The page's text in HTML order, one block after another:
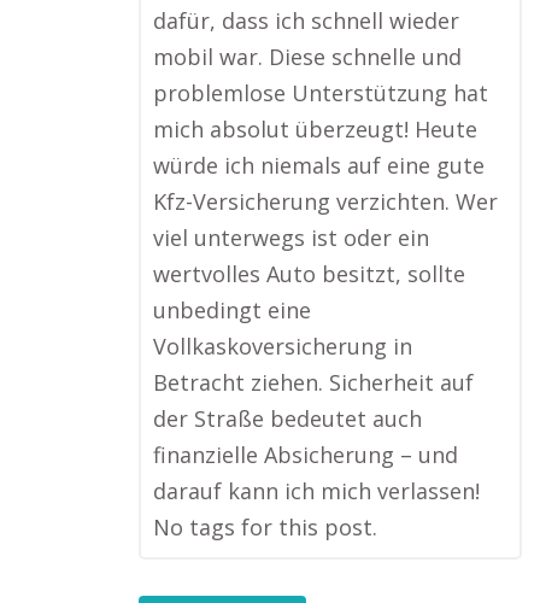
dafür, dass ich schnell wieder
mobil war. Diese schnelle und
problemlose Unterstützung hat
mich absolut überzeugt! Heute
würde ich niemals auf eine gute
Kfz-Versicherung verzichten. Wer
viel unterwegs ist oder ein
wertvolles Auto besitzt, sollte
unbedingt eine
Vollkaskoversicherung in
Betracht ziehen. Sicherheit auf
der Straße bedeutet auch
finanzielle Absicherung – und
darauf kann ich mich verlassen!
No tags for this post.